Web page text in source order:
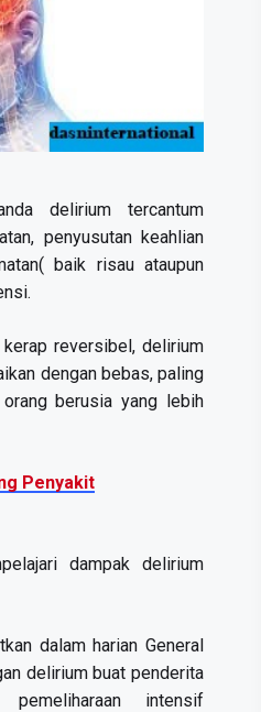
delirium tercantum
penyusutan keahlian
baik risau ataupun
kerap reversibel, delirium
dengan bebas, paling
berusia yang lebih
Penyakit
dampak delirium
dalam harian General
delirium buat penderita
intensif